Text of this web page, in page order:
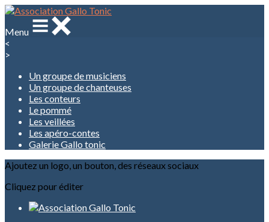
Menu
<
>
Un groupe de musiciens
Un groupe de chanteuses
Les conteurs
Le pommé
Les veillées
Les apéro-contes
Galerie Gallo tonic
Ajoutez un logo, un bouton, des réseaux sociaux
Cliquez pour éditer